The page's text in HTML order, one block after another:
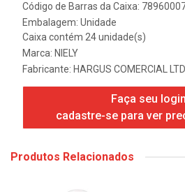
Código de Barras da Caixa:
Embalagem: Unidade
Caixa contém 24 unidade(s)
Marca: NIELY
Fabricante: HARGUS COMERCIAL
Faça seu
cadastre-se para ver
Produtos Relacionados